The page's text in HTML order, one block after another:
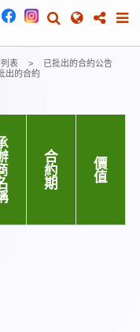
表
已批出的合約公告
出的合約
合
約
期
價
值